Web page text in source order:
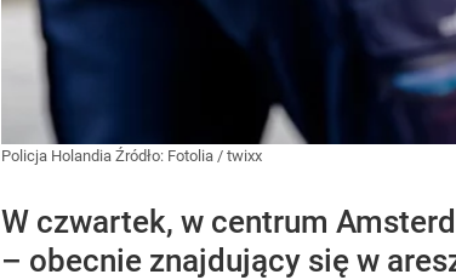
Policja Holandia Źródło: Fotolia / twixx
W czwartek, w centrum
– obecnie znajdujący się w